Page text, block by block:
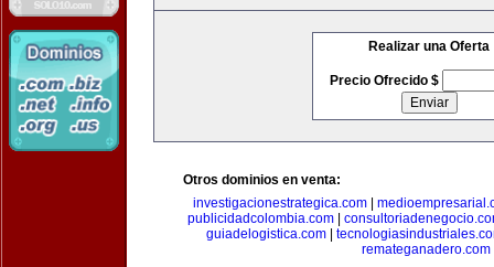
Realizar una Oferta
Precio Ofrecido $
Otros dominios en venta:
investigacionestrategica.com
publicidadcolombia.com|
guiadelogistica.com|
remateganadero.com